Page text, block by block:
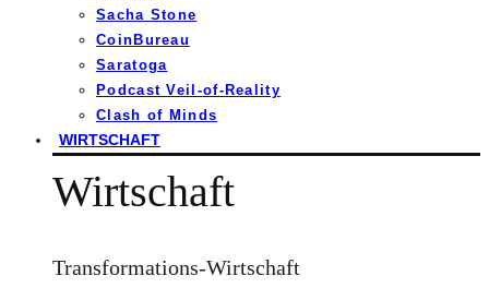
Sacha Stone
CoinBureau
Saratoga
Podcast Veil-of-Reality
Clash of Minds
WIRTSCHAFT
Wirtschaft
Transformations-Wirtschaft